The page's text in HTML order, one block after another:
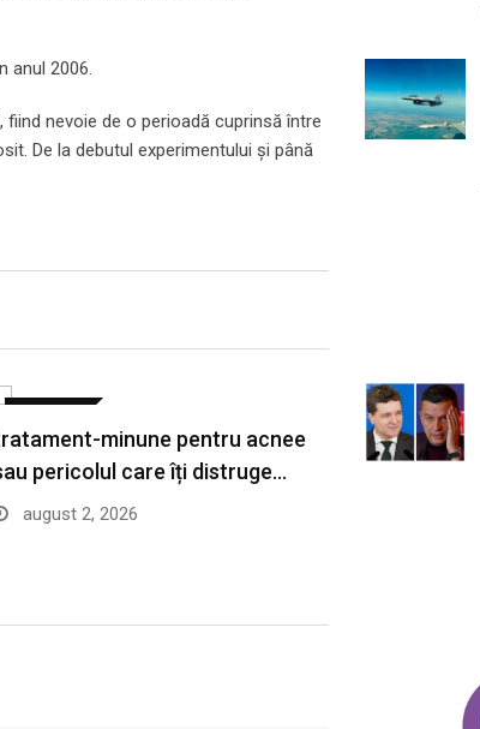
anul 2006.
nevoie de o perioadă cuprinsă între
De la debutul experimentului și până
minune pentru acnee
pericolul care îți distruge…
august 2, 2026